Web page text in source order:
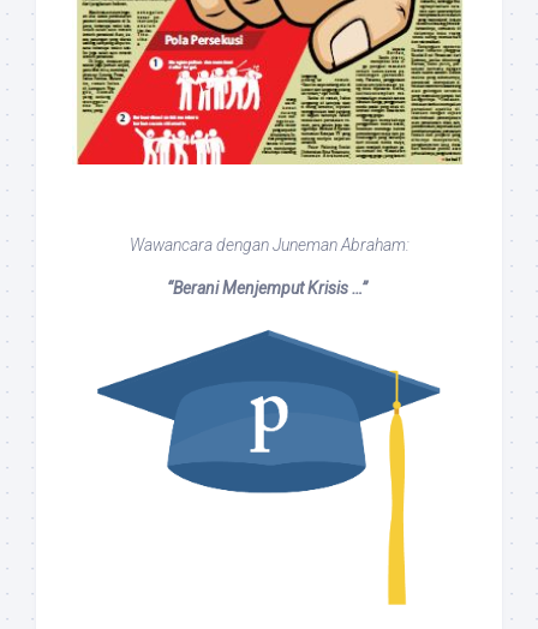
Wawancara dengan Juneman Abraham:
“Berani Menjemput Krisis …”